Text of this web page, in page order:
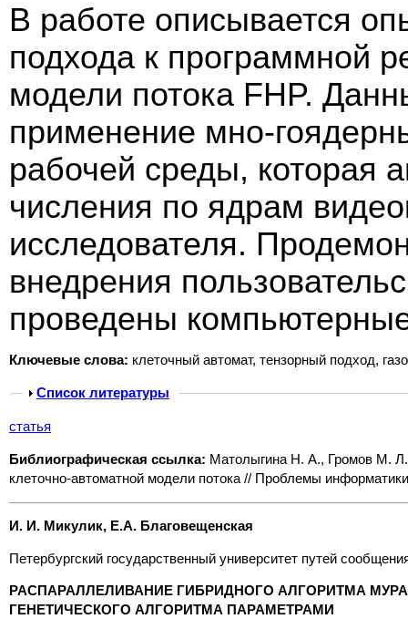
В работе описывается
подхода к программной
модели потока FHP.
применение мно-
рабочей среды, которая
числения по ядрам
исследователя.
внедрения
проведены
Ключевые слова: клеточный автомат, тензорный подход,
Show
Список литературы
статья
Библиографическая ссылка: Матолыгина Н. А., Громов М.
клеточно-автоматной модели потока // Проблемы
И. И. Микулик, Е.А. Благовещенская
Петербургский государственный университет путей
РАСПАРАЛЛЕЛИВАНИЕ ГИБРИДНОГО АЛГОРИТМА
ГЕНЕТИЧЕСКОГО АЛГОРИТМА ПАРАМЕТРАМИ